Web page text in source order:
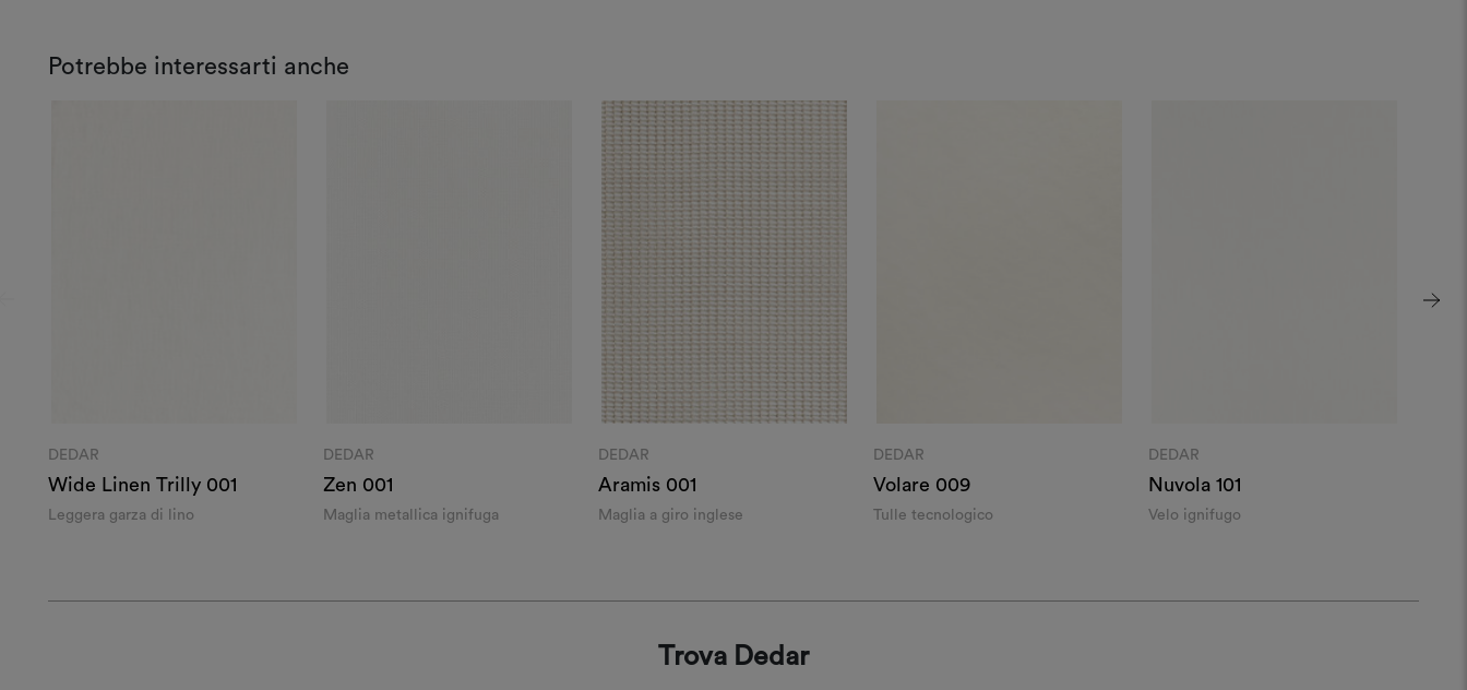
Potrebbe interessarti anche
DEDAR
Wide Linen Trilly 001
Leggera garza di lino
DEDAR
Zen 001
Maglia metallica ignifuga
DEDAR
Aramis 001
Maglia a giro inglese
DEDAR
Volare 009
Tulle tecnologico
DEDAR
Nuvola 101
Velo ignifugo
Trova Dedar